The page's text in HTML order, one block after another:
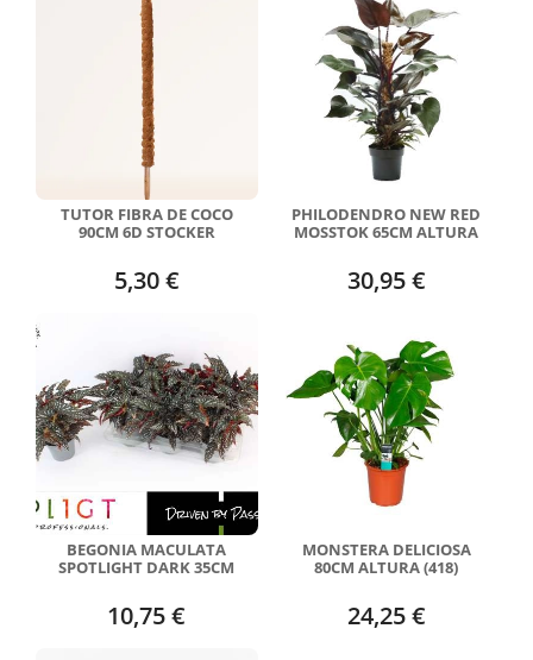
TUTOR FIBRA DE COCO
90CM 6D STOCKER
5,30 €
PHILODENDRO NEW RED
MOSSTOK 65CM ALTURA
30,95 €
BEGONIA MACULATA
SPOTLIGHT DARK 35CM
10,75 €
MONSTERA DELICIOSA
80CM ALTURA (418)
24,25 €